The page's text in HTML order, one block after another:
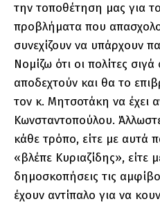
την τοποθέτηση μας για
προβλήματα που
συνεχίζουν να υπάρχουν
Νομίζω ότι οι πολίτες
αποδεχτούν και θα το
τον κ. Μητσοτάκη να έχει
Κωνσταντοπούλου.
κάθε τρόπο, είτε με αυτά
«βλέπε Κυριαζίδης», είτε
δημοσκοπήσεις τις
έχουν αντίπαλο για να